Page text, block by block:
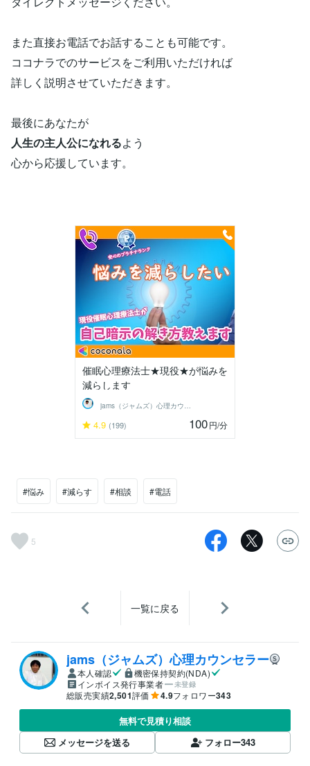
また直接お電話でお話することも可能です。
ココナラでのサービスをご利用いただければ
詳しく説明させていただきます。
最後にあなたが
人生の主人公になれるよう
心から応援しています。
催眠心理療法士★現役★が悩みを
減らします
jams（ジャムズ）心理カウンセラー
4.9 (199) 100円/分
#悩み #減らす #相談 #電話
5
一覧に戻る
jams（ジャムズ）心理カウンセラー
本人確認
機密保持契約(NDA)
インボイス発行事業者
未登録
総販売実績2,501評価 4.9フォロワー343
無料で見積り相談
メッセージを送る
フォロー343